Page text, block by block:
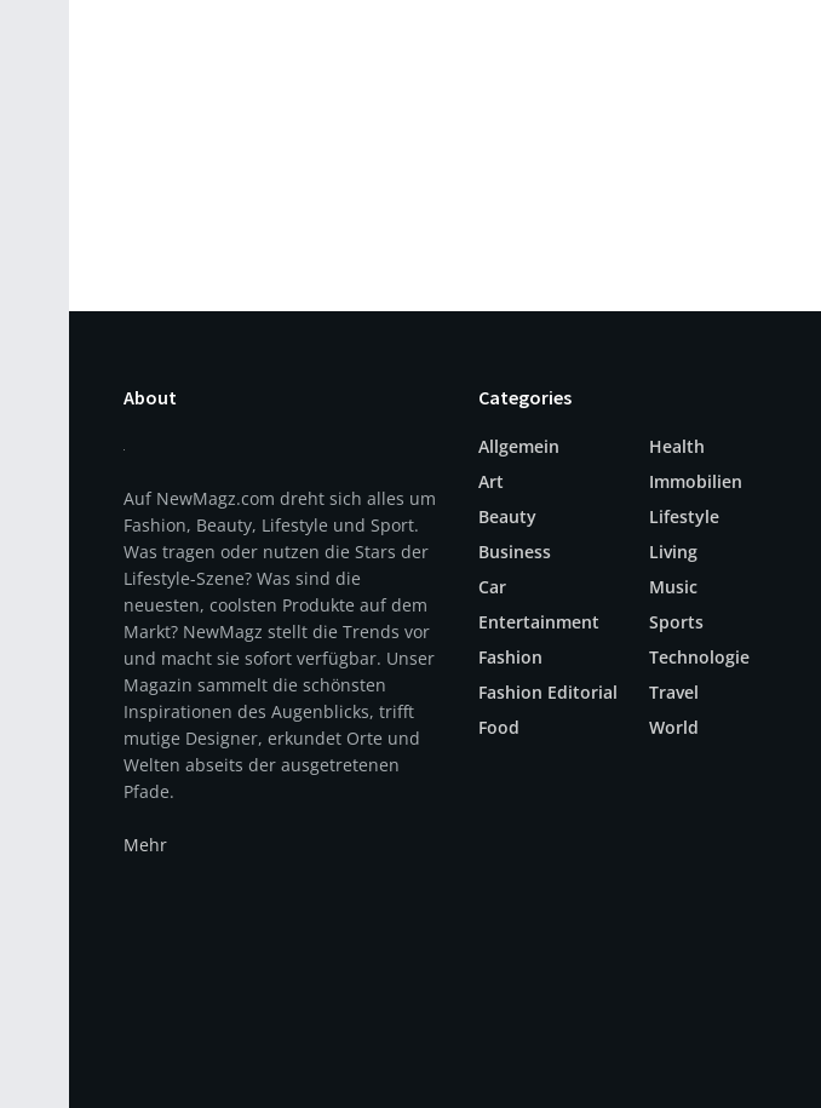
About
Auf NewMagz.com dreht sich alles um
Fashion, Beauty, Lifestyle und Sport.
Was tragen oder nutzen die Stars der
Lifestyle-Szene? Was sind die
neuesten, coolsten Produkte auf dem
Markt? NewMagz stellt die Trends vor
und macht sie sofort verfügbar. Unser
Magazin sammelt die schönsten
Inspirationen des Augenblicks, trifft
mutige Designer, erkundet Orte und
Welten abseits der ausgetretenen
Pfade.
Mehr
Categories
Allgemein
Art
Beauty
Business
Car
Entertainment
Fashion
Fashion Editorial
Food
Health
Immobilien
Lifestyle
Living
Music
Sports
Technologie
Travel
World